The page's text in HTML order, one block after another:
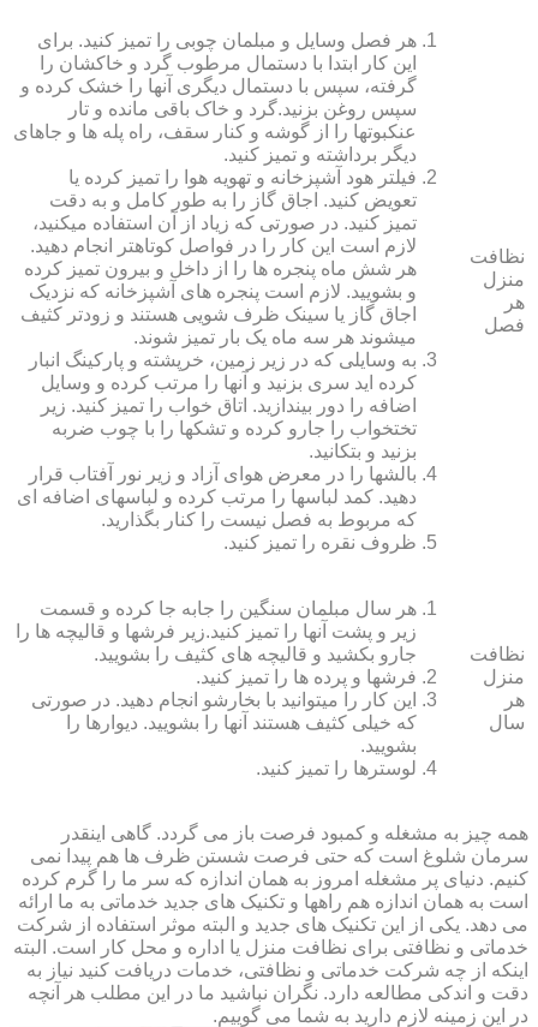
نظافت
منزل
هر
فصل
هر فصل وسایل و مبلمان چوبی را تمیز کنید. برای
این کار ابتدا با دستمال مرطوب گرد و خاک‏شان را
گرفته، سپس با دستمال دیگری آنها را خشک کرده و
سپس روغن بزنید.گرد و خاک باقی مانده و تار
عنکبوت‏ها را از گوشه و کنار سقف، راه پله‏ ها و جاهای
دیگر برداشته و تمیز کنید.
فیلتر هود آشپزخانه و تهویه هوا را تمیز کرده یا
تعویض کنید. اجاق گاز را به طور کامل و به دقت
تمیز کنید. در صورتی که زیاد از آن استفاده می‏کنید،
لازم است این کار را در فواصل کوتاه‏تر انجام دهید.
هر شش ماه پنجره‏ ها را از داخل و بیرون تمیز کرده
و بشویید. لازم است پنجره‏ های آشپزخانه که نزدیک
اجاق گاز یا سینک ظرف شویی هستند و زودتر کثیف
می‏شوند هر سه ماه یک بار تمیز شوند.
به وسایلی که در زیر زمین، خرپشته و پارکینگ انبار
کرده‏ اید سری بزنید و آنها را مرتب کرده و وسایل
اضافه را دور بیندازید. اتاق خواب را تمیز کنید. زیر
تختخواب را جارو کرده و تشک‏ها را با چوب ضربه
بزنید و بتکانید.
بالش‏ها را در معرض هوای آزاد و زیر نور آفتاب قرار
دهید. کمد لباس‏ها را مرتب کرده و لباس‏های اضافه ای
که مربوط به فصل نیست را کنار بگذارید.
ظروف نقره را تمیز کنید.
نظافت
منزل
هر
سال
هر سال مبلمان سنگین را جابه جا کرده و قسمت
زیر و پشت آنها را تمیز کنید.زیر فرش‏ها و قالیچه‏ ها را
جارو بکشید و قالیچه‏ های کثیف را بشویید.
فرش‏ها و پرده ‏ها را تمیز کنید.
این کار را می‏توانید با بخارشو انجام دهید. در صورتی
که خیلی کثیف هستند آنها را بشویید. دیوارها را
بشویید.
لوسترها را تمیز کنید.
همه چیز به مشغله و کمبود فرصت باز می گردد. گاهی اینقدر
سرمان شلوغ است که حتی فرصت شستن ظرف ها هم پیدا نمی
کنیم. دنیای پر مشغله امروز به همان اندازه که سر ما را گرم کرده
است به همان اندازه هم راهها و تکنیک های جدید خدماتی به ما ارائه
می دهد. یکی از این تکنیک های جدید و البته موثر استفاده از شرکت
خدماتی و نظافتی برای نظافت منزل یا اداره و محل کار است. البته
اینکه از چه شرکت خدماتی و نظافتی، خدمات دریافت کنید نیاز به
دقت و اندکی مطالعه دارد. نگران نباشید ما در این مطلب هر آنچه
در این زمینه لازم دارید به شما می گوییم.